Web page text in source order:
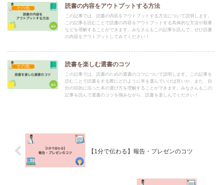
その他 読書の内容をアウトプットする方法
この記事では、読書の内容をアウトプットする方法について説明します。
この記事を読むことで読書の内容をアウトプットする具体的な方法や順番
などを理解することができます。みなさんもこの記事を読んで、ぜひ読書
の内容をアウトプットしてみてください！
その他 読書を楽しむ選書のコツ
この記事では、読書のための選書のコツについて説明します。この記事を
読むことで読書をする際にどのように本を選んでいけば良いか、また、自
分の目的に沿った本の選び方を理解することができます。みなさんもこの
記事を読んで選書のコツを掴みながら、読書を楽しんでください！
【1分で伝わる】報告・プレゼンのコツ